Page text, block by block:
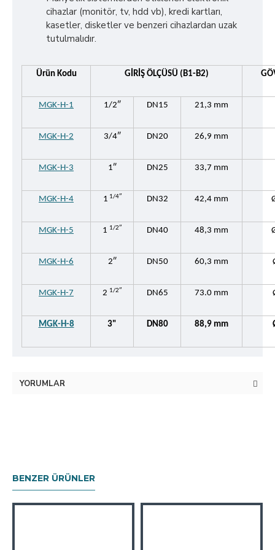
cihazlar (monitör, tv, hdd vb), kredi kartları,
kasetler, disketler ve benzeri cihazlardan uzak
tutulmalıdır.
Ürün Kodu GİRİŞ ÖLÇÜSÜ (B1-B2)
MGK-H-1 1/2″ DN15 21,3 mm
MGK-H-2 3/4″ DN20 26,9 mm
MGK-H-3 1″ DN25 33,7 mm
MGK-H-4 1 1/4″ DN32 42,4 mm
MGK-H-5 1 1/2″ DN40 48,3 mm
MGK-H-6 2″ DN50 60,3 mm
MGK-H-7 2 1/2″ DN65 73.0 mm
MGK-H-8 3" DN80 88,9 mm
YORUMLAR
BENZER ÜRÜNLER